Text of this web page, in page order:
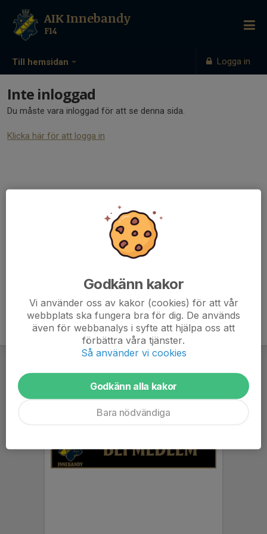
Till hemsidan Logga in
AIK Innebandy
F14
Inte inloggad
Du måste vara inloggad för att se denna sida.
Klicka här för att logga in
Godkänn kakor
Vi använder oss av kakor (cookies) för att vår
webbplats ska fungera bra för dig. De används
även för webbanalys i syfte att hjälpa oss att
förbättra våra tjänster.
Så använder vi cookies
Godkänn alla kakor
Bara nödvändiga